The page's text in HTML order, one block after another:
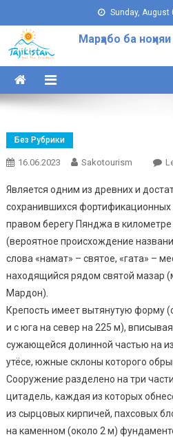
Sunday, August
Марҳабо ба
Без Рубрики
16.06.2023 Sakotourism
Является одним из древних и
сохранившихся
правом берегу Пянджа в километре
(вероятное происхождение
слова «намат» – святое, «гата» –
находящийся рядом святой мазар
Мардон).
Крепость имеет вытянутую форму
и с юга на север на 225 м),
сужающейся долинной частью на
утёсе, южные склоны которого
Сооружение разделено на три
цитадель, каждая из которых
из сырцовых кирпичей, пахсовых
на каменном (около 2 м)